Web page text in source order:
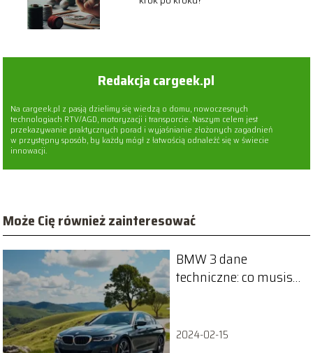
Redakcja cargeek.pl
Na cargeek.pl z pasją dzielimy się wiedzą o domu, nowoczesnych
technologiach RTV/AGD, motoryzacji i transporcie. Naszym celem jest
przekazywanie praktycznych porad i wyjaśnianie złożonych zagadnień
w przystępny sposób, by każdy mógł z łatwością odnaleźć się w świecie
innowacji.
Może Cię również zainteresować
BMW 3 dane
techniczne: co musisz
2024-02-15